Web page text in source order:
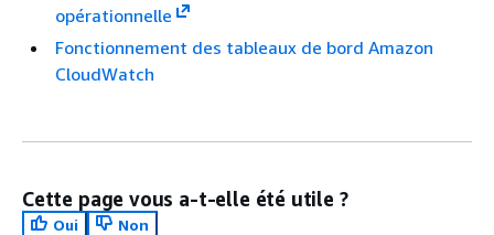
opérationnelle
Fonctionnement des tableaux de bord Amazon
CloudWatch
Cette page vous a-t-elle été utile ?
Oui
Non